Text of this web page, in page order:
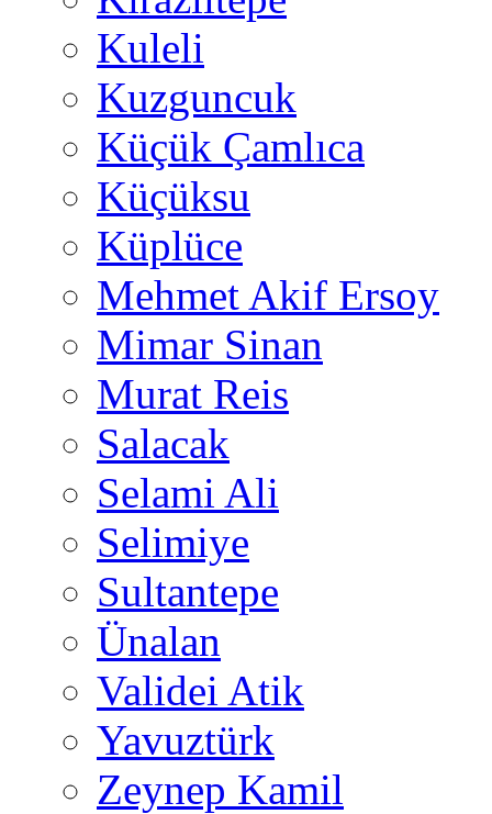
Kuleli
Kuzguncuk
Küçük Çamlıca
Küçüksu
Küplüce
Mehmet Akif Ersoy
Mimar Sinan
Murat Reis
Salacak
Selami Ali
Selimiye
Sultantepe
Ünalan
Validei Atik
Yavuztürk
Zeynep Kamil